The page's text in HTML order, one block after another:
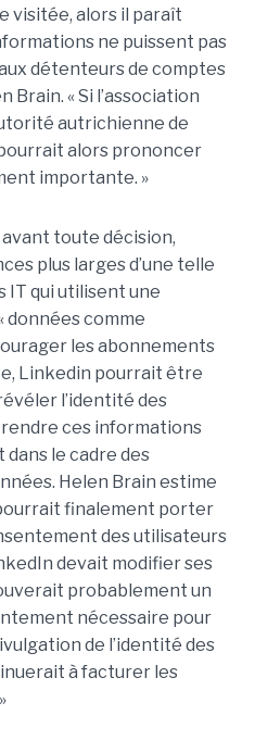
visitée, alors il paraît
ne puissent pas
détenteurs de comptes
Brain. « Si l’association
autrichienne de
alors prononcer
importante. »
toute décision,
plus larges d’une telle
IT qui utilisent une
données comme
les abonnements
Linkedin pourrait être
l’identité des
ces informations
le cadre des
Helen Brain estime
finalement porter
des utilisateurs
devait modifier ses
probablement un
nécessaire pour
de l’identité des
à facturer les